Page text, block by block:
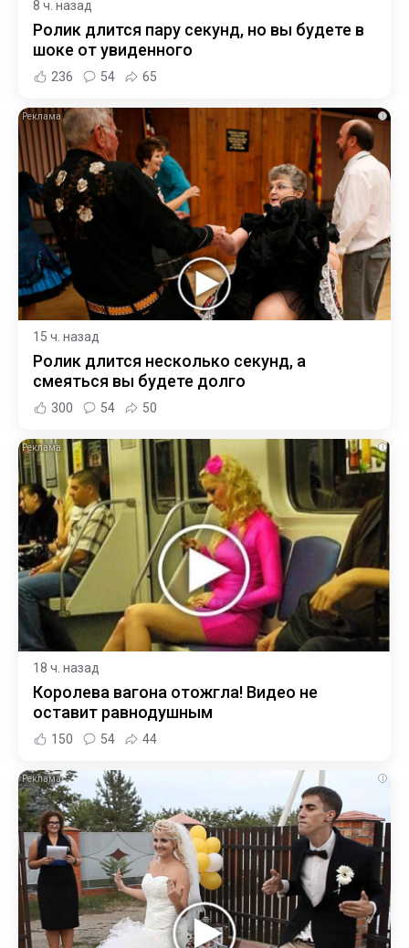
8 ч. назад
Ролик длится пару секунд, но вы будете в
шоке от увиденного
236 54 65
i
15 ч. назад
Ролик длится несколько секунд, а
смеяться вы будете долго
300 54 50
i
18 ч. назад
Королева вагона отожгла! Видео не
оставит равнодушным
150 54 44
i